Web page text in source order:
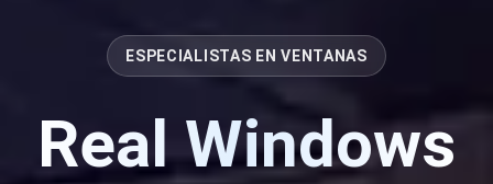
ESPECIALISTAS EN VENTANAS
Real Windows